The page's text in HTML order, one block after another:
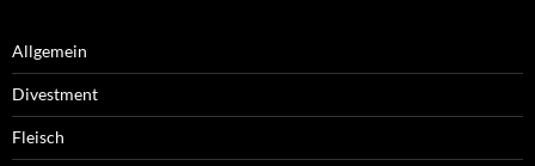
Allgemein
Divestment
Fleisch